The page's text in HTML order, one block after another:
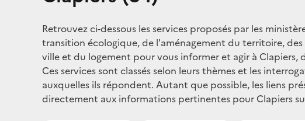
Retrouvez ci-dessous les services proposés par les
transition écologique, de l'aménagement du territoire,
ville et du logement pour vous informer et agir à Clapiers,
Ces services sont classés selon leurs thèmes et les
auxquelles ils répondent. Autant que possible, les liens
directement aux informations pertinentes pour Clapiers